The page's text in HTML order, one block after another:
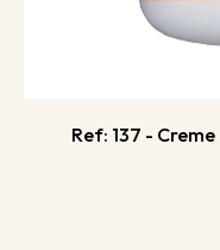
Ref: 137 -